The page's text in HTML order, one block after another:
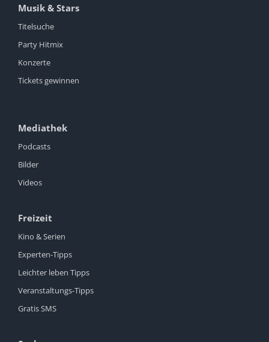
Musik & Stars
Titelsuche
Party Hitmix
Konzerte
Tickets gewinnen
Mediathek
Podcasts
Bilder
Videos
Freizeit
Kino & Serien
Experten-Tipps
Leichter leben Tipps
Veranstaltungs-Tipps
Gratis SMS